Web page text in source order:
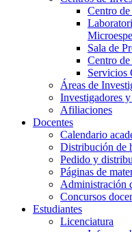
Centro
Sala de
Centro
Áreas de
Investigadores
Afiliaciones
Docentes
Calendario
Distribución de
Pedido y
Páginas de
Administración
Concursos
Estudiantes
Licenciatura